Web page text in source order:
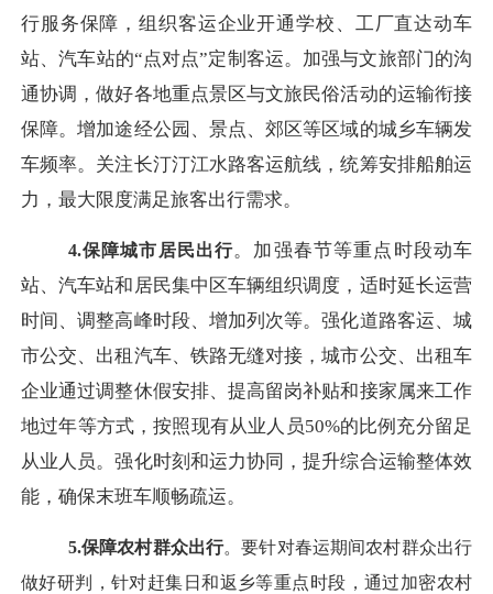
行服务保障，组织客运企业开通学校、工厂直达动车
站、汽车站的“点对点”定制客运。加强与文旅部门的沟
通协调，做好各地重点景区与文旅民俗活动的运输衔接
保障。增加途经公园、景点、郊区等区域的城乡车辆发
车频率。关注长汀汀江水路客运航线，统筹安排船舶运
力，最大限度满足旅客出行需求。
4.保障城市居民出行。加强春节等重点时段动车
站、汽车站和居民集中区车辆组织调度，适时延长运营
时间、调整高峰时段、增加列次等。强化道路客运、城
市公交、出租汽车、铁路无缝对接，城市公交、出租车
企业通过调整休假安排、提高留岗补贴和接家属来工作
地过年等方式，按照现有从业人员50%的比例充分留足
从业人员。强化时刻和运力协同，提升综合运输整体效
能，确保末班车顺畅疏运。
5.保障农村群众出行。要针对春运期间农村群众出行
做好研判，针对赶集日和返乡等重点时段，通过加密农村